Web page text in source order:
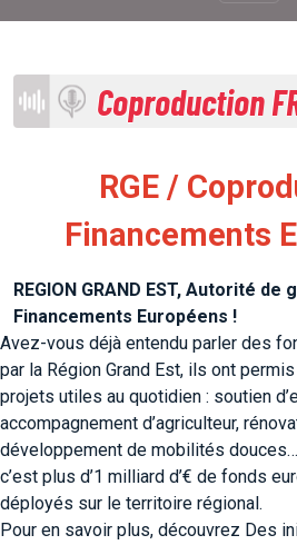
Coproduction
RGE /
Financements
REGION GRAND EST, Autorité de
Financements Européens !
Avez-vous déjà entendu parler des
par la Région Grand Est, ils ont
projets utiles au quotidien : soutien
accompagnement d’agriculteur,
développement de mobilités
c’est plus d’1 milliard d’€ de fonds
déployés sur le territoire régional.
Pour en savoir plus, découvrez Des